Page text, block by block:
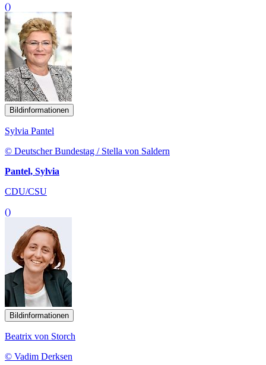
()
Bildinformationen
Sylvia Pantel
© Deutscher Bundestag / Stella von Saldern
Pantel, Sylvia
CDU/CSU
()
Bildinformationen
Beatrix von Storch
© Vadim Derksen